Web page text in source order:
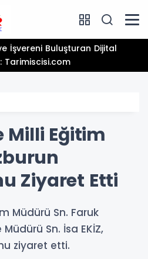
Tarimiscisi.com
Milli Eğitim
Ziyaret Etti
Müdürü Sn. Faruk
Sn. İsa EKİZ,
ziyaret etti.